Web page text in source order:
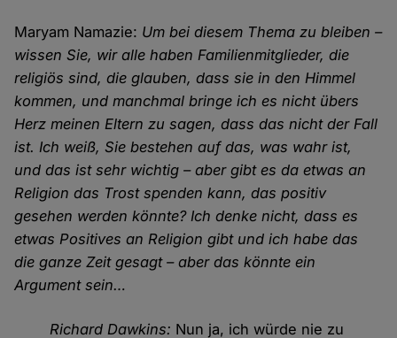
Maryam Namazie: Um bei diesem Thema zu bleiben –
wissen Sie, wir alle haben Familienmitglieder, die
religiös sind, die glauben, dass sie in den Himmel
kommen, und manchmal bringe ich es nicht übers
Herz meinen Eltern zu sagen, dass das nicht der Fall
ist. Ich weiß, Sie bestehen auf das, was wahr ist,
und das ist sehr wichtig – aber gibt es da etwas an
Religion das Trost spenden kann, das positiv
gesehen werden könnte? Ich denke nicht, dass es
etwas Positives an Religion gibt und ich habe das
die ganze Zeit gesagt – aber das könnte ein
Argument sein…
Richard Dawkins: Nun ja, ich würde nie zu